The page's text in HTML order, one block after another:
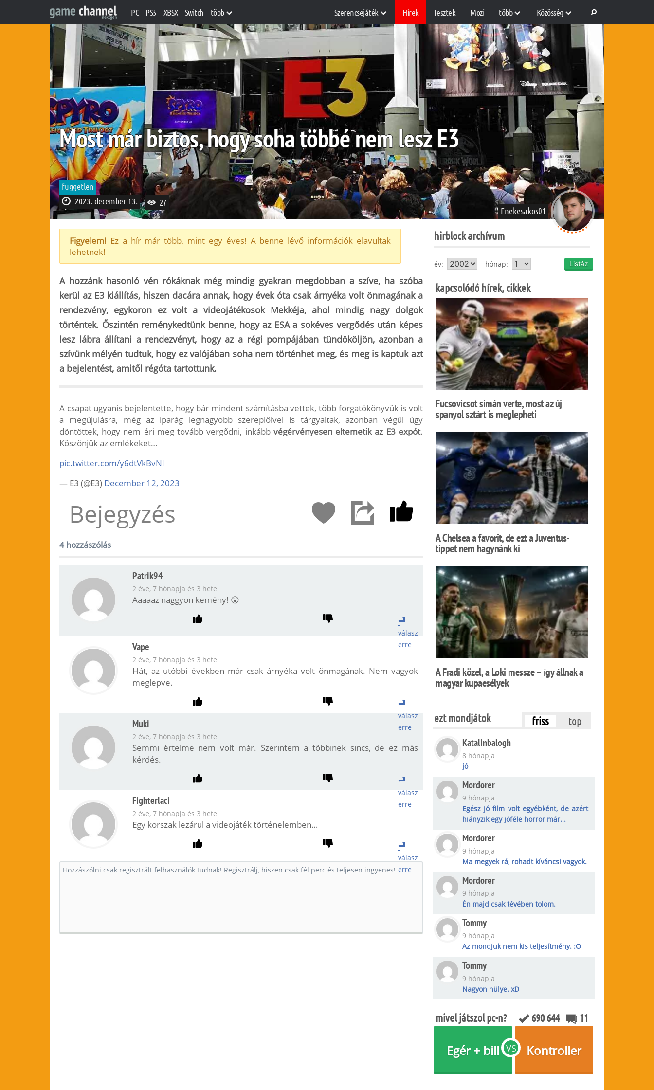
PC PS5 XBSX Switch több Szerencsejáték Hírek Tesztek Mozi több Közösség
Most már biztos, hogy soha többé nem lesz E3
fuggetlen
2023. december 13.
27
Enekesakos01
Figyelem! Ez a hír már több, mint egy éves! A benne lévő információk elavultak
lehetnek!
A hozzánk hasonló vén rókáknak még mindig gyakran megdobban a szíve, ha szóba
kerül az E3 kiállítás, hiszen dacára annak, hogy évek óta csak árnyéka volt önmagának a
rendezvény, egykoron ez volt a videojátékosok Mekkéja, ahol mindig nagy dolgok
történtek. Őszintén reménykedtünk benne, hogy az ESA a sokéves vergődés után képes
lesz lábra állítani a rendezvényt, hogy az a régi pompájában tündököljön, azonban a
szívünk mélyén tudtuk, hogy ez valójában soha nem történhet meg, és meg is kaptuk azt
a bejelentést, amitől régóta tartottunk.
A csapat ugyanis bejelentette, hogy bár mindent számításba vettek, több forgatókönyvük is volt
a megújulásra, még az iparág legnagyobb szereplőivel is tárgyaltak, azonban végül úgy
döntöttek, hogy nem éri meg tovább vergődni, inkább végérvényesen eltemetik az E3 expót.
Köszönjük az emlékeket…
pic.twitter.com/y6dtVkBvNI
— E3 (@E3) December 12, 2023
Bejegyzés
4 hozzászólás
Patrik94
2 éve, 7 hónapja és 3 hete
Aaaaaz naggyon kemény! 😮
válasz
erre
Vape
2 éve, 7 hónapja és 3 hete
Hát, az utóbbi években már csak árnyéka volt önmagának. Nem vagyok
meglepve.
válasz
erre
Muki
2 éve, 7 hónapja és 3 hete
Semmi értelme nem volt már. Szerintem a többinek sincs, de ez más
kérdés.
válasz
erre
Fighterlaci
2 éve, 7 hónapja és 3 hete
Egy korszak lezárul a videojáték történelemben…
válasz
erre
hirblock archívum
év: hónap:
kapcsolódó hírek, cikkek
Fucsovicsot simán verte, most az új
spanyol sztárt is meglepheti
A Chelsea a favorit, de ezt a Juventus-
tippet nem hagynánk ki
A Fradi közel, a Loki messze – így állnak a
magyar kupaesélyek
ezt mondjátok friss
top
Katalinbalogh
8 hónapja
jó
Mordorer
9 hónapja
Egész jó film volt egyébként, de azért
hiányzik egy jóféle horror már...
Mordorer
9 hónapja
Ma megyek rá, rohadt kíváncsi vagyok.
Mordorer
9 hónapja
Én majd csak tévében tolom.
Tommy
9 hónapja
Az mondjuk nem kis teljesítmény. :O
Tommy
9 hónapja
Nagyon hülye. xD
mivel játszol pc-n? 690 644 11
VS
Egér + bill Kontroller